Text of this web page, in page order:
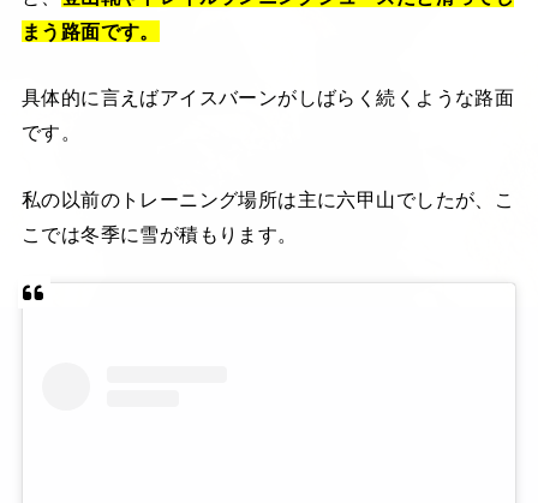
まう路面です。
具体的に言えばアイスバーンがしばらく続くような路面
です。
私の以前のトレーニング場所は主に六甲山でしたが、こ
こでは冬季に雪が積もります。